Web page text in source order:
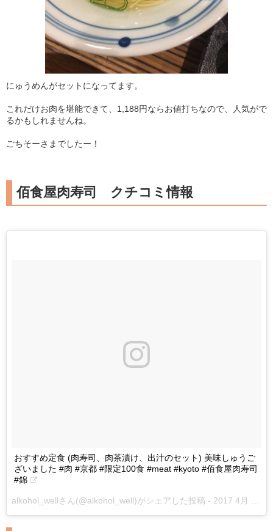
にゅうめんがセットになってます。
これだけお肉を堪能できて、1,188円ならお値打ちなので、人気がで
るかもしれませんね。
ごちそーさまでしたー！
佰食屋肉寿司 クチコミ情報
おすすめ定食 (肉寿司、肉茶漬け、出汁のセット) 美味しゅうご
ざいました #肉 #京都 #限定100食 #meat #kyoto #佰食屋肉寿司
#錦
alkohol_wellさん(@alkohol_well)がシェアした投稿 - 2017 4月 29 8:21午後 PDT